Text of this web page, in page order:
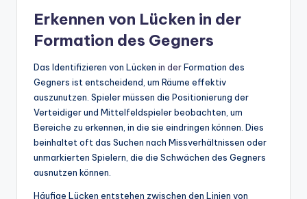
Erkennen von Lücken in der
Formation des Gegners
Das Identifizieren von Lücken in derFormation des
Gegners ist entscheidend, um Räume effektiv
auszunutzen. Spieler müssen die Positionierung der
Verteidiger und Mittelfeldspieler beobachten, um
Bereiche zu erkennen, in die sie eindringen können. Dies
beinhaltet oft das Suchen nach Missverhältnissen oder
unmarkierten Spielern, die die Schwächen des Gegners
ausnutzen können.
Häufige Lücken entstehen zwischen den Linien von